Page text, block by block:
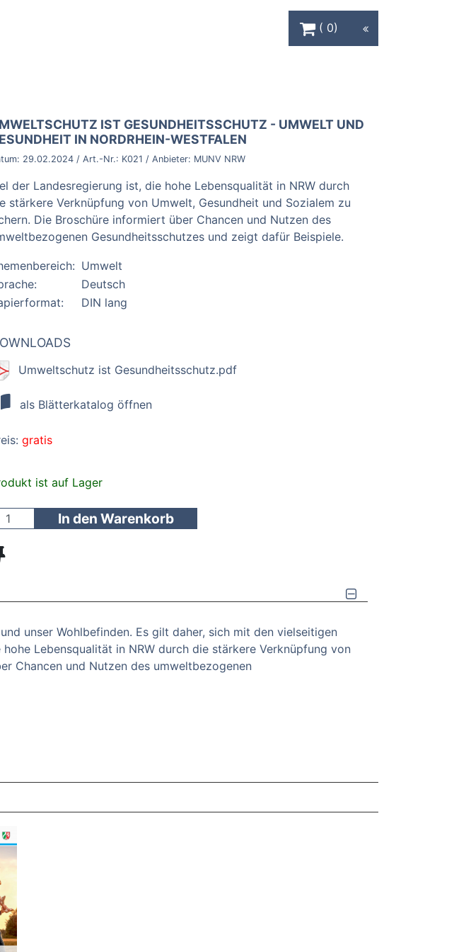
0
IST GESUNDHEITSSCHUTZ - UMWELT UND
IN NORDRHEIN-WESTFALEN
29.02.2024 / Art.-Nr.: K021 / Anbieter: MUNV NRW
der Landesregierung ist, die hohe Lebensqualität in NRW durch
stärkere Verknüpfung von Umwelt, Gesundheit und Sozialem zu
Die Broschüre informiert über Chancen und Nutzen des
Gesundheitsschutzes und zeigt dafür Beispiele.
Umwelt
Deutsch
DIN lang
Umweltschutz ist Gesundheitsschutz.pdf
als Blätterkatalog öffnen
gratis
ist auf Lager
In den Warenkorb
unser Wohlbefinden. Es gilt daher, sich mit den vielseitigen
Lebensqualität in NRW durch die stärkere Verknüpfung von
Chancen und Nutzen des umweltbezogenen